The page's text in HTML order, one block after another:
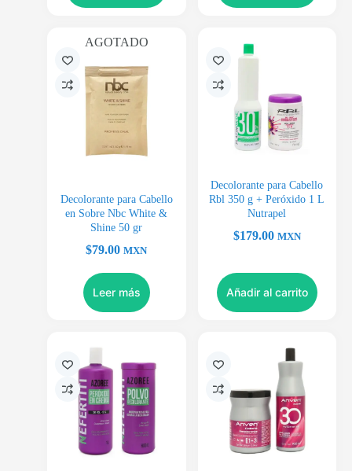
AGOTADO
Decolorante para Cabello
en Sobre Nbc White &
Shine 50 gr
$79.00 MXN
Leer más
Decolorante para Cabello
Rbl 350 g + Peróxido 1 L
Nutrapel
$179.00 MXN
Añadir al carrito